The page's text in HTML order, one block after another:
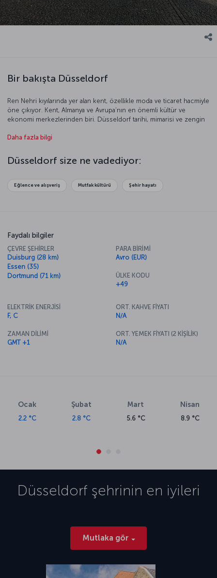
Bir bakışta Düsseldorf
Ren Nehri kıyılarında yer alan kent, özellikle moda ve ticaret hacmiyle
öne çıkıyor. Kent, Almanya ve Avrupa’nın en önemli kültür ve
ekonomi merkezlerinden biri. Düsseldorf tarihi, mimarisi ve zengin
sahipliği yapan Düsseldorf, özellikle yabancı turistler tarafından
da korumayı başarmış görünüyor. Gelin bu etkileyici kente daha
yakından bakalım.
Daha fazla bilgi
Düsseldorf size ne vadediyor:
Eğlence ve alışveriş Mutfak kültürü Şehir hayatı
Faydalı bilgiler
ÇEVRE ŞEHİRLER
Duisburg (28 km)
Essen (35)
Dortmund (71 km)
PARA BİRİMİ
Avro (EUR)
ÜLKE KODU
+49
ELEKTRİK ENERJİSİ
F, C
ZAMAN DİLİMİ
GMT +1
ORT. KAHVE FİYATI
N/A
ORT. YEMEK FİYATI (2 KİŞİLİK)
N/A
Ocak
2.2 °C
Şubat
2.8 °C
Mart
5.6 °C
Nisan
8.9 °C
Düsseldorf şehrinin en iyileri
Mutlaka gör